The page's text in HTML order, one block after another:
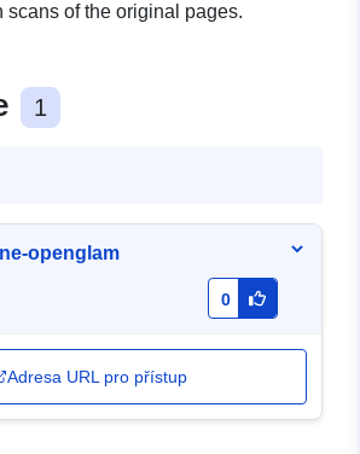
scans of the original pages.
1
openglam
0
Adresa URL pro přístup